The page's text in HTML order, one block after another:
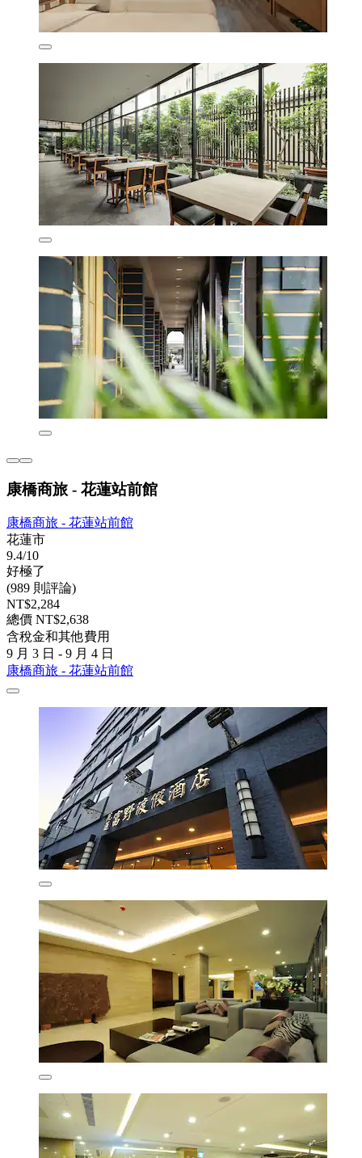
康橋商旅 - 花蓮站前館
康橋商旅 - 花蓮站前館
花蓮市
9.4/10
好極了
(989 則評論)
NT$2,284
總價 NT$2,638
含稅金和其他費用
9 月 3 日 - 9 月 4 日
康橋商旅 - 花蓮站前館